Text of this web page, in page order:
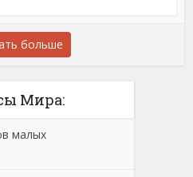
больше
Мира:
малых